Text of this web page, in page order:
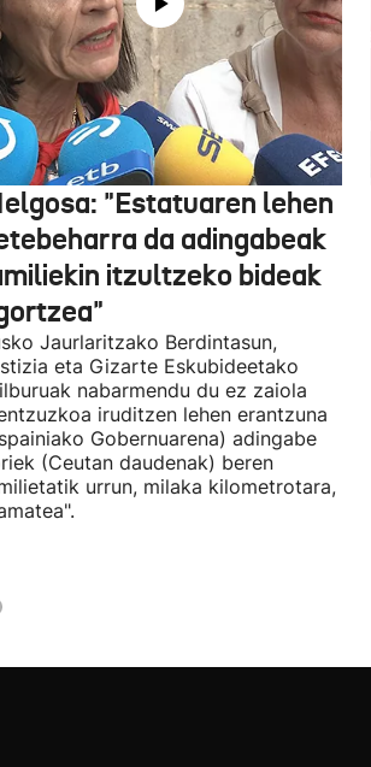
"Estatuaren lehen
da adingabeak
itzultzeko bideak
Jaurlaritzako Berdintasun,
eta Gizarte Eskubideetako
nabarmendu du ez zaiola
iruditzen lehen erantzuna
Gobernuarena) adingabe
(Ceutan daudenak) beren
urrun, milaka kilometrotara,